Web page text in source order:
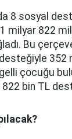
8 sosyal
milyar 822
Bu
352
çocuğu
bin TL